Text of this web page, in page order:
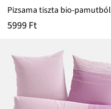
Pizsama tiszta bio-pamutból
5999 Ft